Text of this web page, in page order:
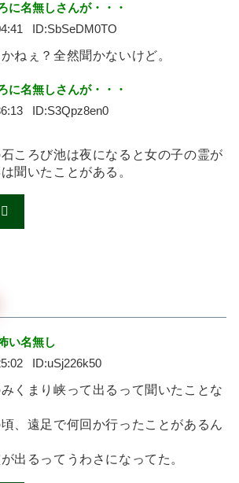
に名無しさんが・・・
SbSeDM0TO
ねぇ？全然聞かないけど。
に名無しさんが・・・
S3Qpz8en0
ころび池は夜になると女の子の霊が
聞いたことがある。
い名無し
uSj226k50
くまり峡って出るって聞いたことな
、遠足で何回か行ったことがあるん
出るってうわさになってた。